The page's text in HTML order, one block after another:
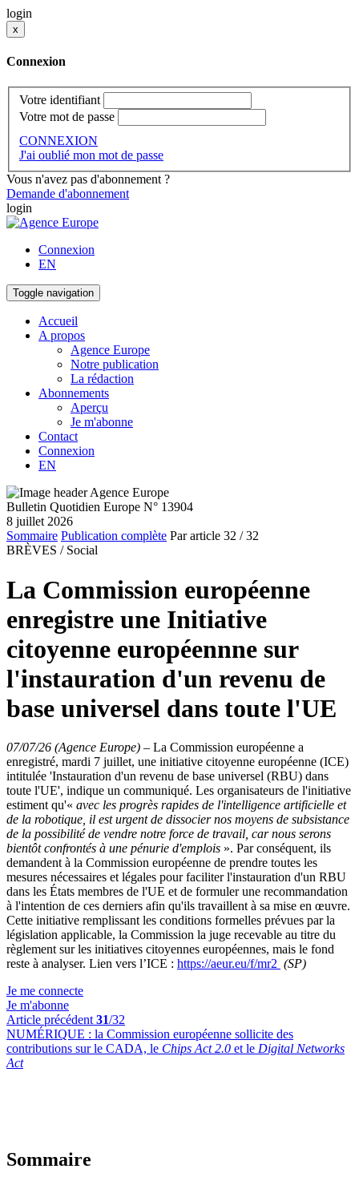
login
x
Connexion
Votre identifiant
Votre mot de passe
CONNEXION
J'ai oublié mon mot de passe
Vous n'avez pas d'abonnement ?
Demande d'abonnement
login
Connexion
EN
Toggle navigation
Accueil
A propos
Agence Europe
Notre publication
La rédaction
Abonnements
Aperçu
Je m'abonne
Contact
Connexion
EN
Bulletin Quotidien Europe N° 13904
8 juillet 2026
Sommaire Publication complète Par article 32 / 32
BRÈVES / Social
La Commission européenne
enregistre une Initiative
citoyenne européennne sur
l'instauration d'un revenu de
base universel dans toute l'UE
07/07/26 (Agence Europe) – La Commission européenne a
enregistré, mardi 7 juillet, une initiative citoyenne européenne (ICE)
intitulée 'Instauration d'un revenu de base universel (RBU) dans
toute l'UE', indique un communiqué. Les organisateurs de l'initiative
estiment qu'« avec les progrès rapides de l'intelligence artificielle et
de la robotique, il est urgent de dissocier nos moyens de subsistance
de la possibilité de vendre notre force de travail, car nous serons
bientôt confrontés à une pénurie d'emplois ». Par conséquent, ils
demandent à la Commission européenne de prendre toutes les
mesures nécessaires et légales pour faciliter l'instauration d'un RBU
dans les États membres de l'UE et de formuler une recommandation
à l'intention de ces derniers afin qu'ils travaillent à sa mise en œuvre.
Cette initiative remplissant les conditions formelles prévues par la
législation applicable, la Commission la juge recevable au titre du
règlement sur les initiatives citoyennes européennes, mais le fond
reste à analyser. Lien vers l’ICE : https://aeur.eu/f/mr2 (SP)
Je me connecte
Je m'abonne
Article précédent 31/32
NUMÉRIQUE : la Commission européenne sollicite des
contributions sur le CADA, le Chips Act 2.0 et le Digital Networks
Act
Sommaire